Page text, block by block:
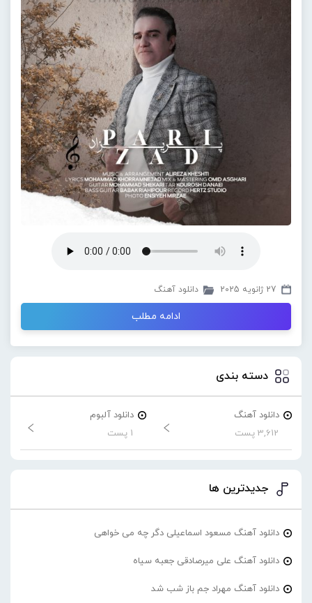
27 ژانویه 2025 دانلود آهنگ
ادامه مطلب
دسته بندی
دانلود آهنگ
3,612 پست
دانلود آلبوم
1 پست
جدیدترین ها
دانلود آهنگ مسعود اسماعیلی دگر چه می خواهی
دانلود آهنگ علی میرصادقی جعبه سیاه
دانلود آهنگ مهراد جم باز شب شد